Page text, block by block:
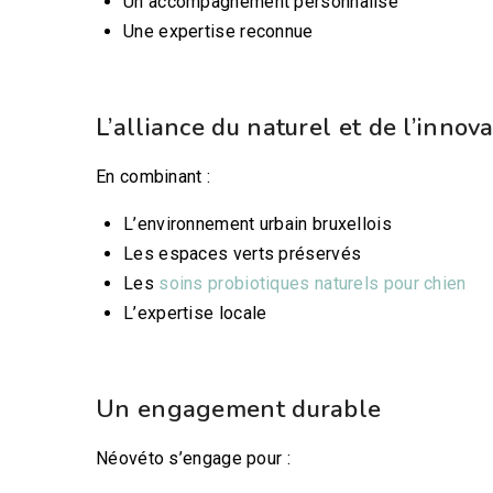
Une expertise reconnue
L’alliance du naturel et de
En combinant :
L’environnement urbain bruxellois
Les espaces verts préservés
Les soins probiotiques naturels pour chien
L’expertise locale
Un engagement durable
Néovéto s’engage pour :